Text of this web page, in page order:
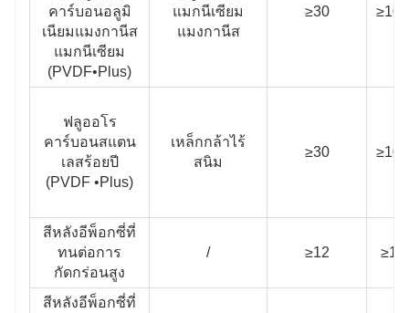
คาร์บอนอลูมิ
เนียมแมงกานีส
แมกนีเซียม
(PVDF•Plus)
แมกนีเซียม
แมงกานีส
≥30
ฟลูออโร
คาร์บอนสแตน
เลสร้อยปี
(PVDF •Plus)
เหล็กกล้าไร้
สนิม
≥30
สีหลังอีพ็อกซี่ที่
ทนต่อการ
กัดกร่อนสูง
/ ≥12
สีหลังอีพ็อกซี่ที่